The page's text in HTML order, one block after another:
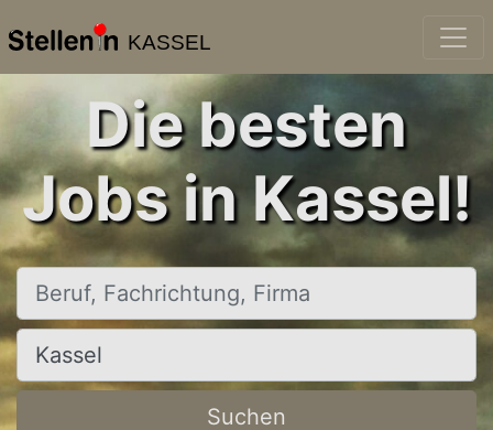
KASSEL
Die besten
Jobs in Kassel!
Beruf, Fachrichtung, Firma
Ort, Stadt
Suchen